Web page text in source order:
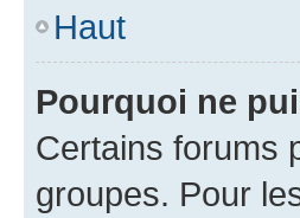
Haut
Pourquoi ne
Certains forums
groupes. Pour